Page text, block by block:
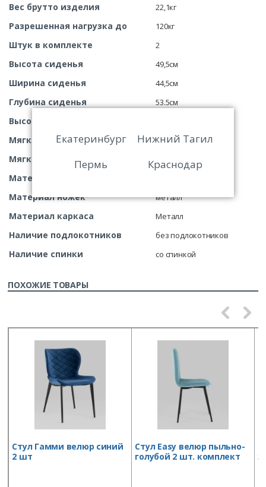
Вес брутто изделия 22,1кг
Разрешенная нагрузка до 120кг
Штук в комплекте 2
Высота сиденья 49,5см
Ширина сиденья 44,5см
Глубина сиденья 53.5см
Высота спинки от сиденья
Мягкость сиденья мягкое
Мягкость спинки
Материал обивки сиденья
Материал ножек металл
Материал каркаса Металл
Наличие подлокотников без подлокотников
Наличие спинки со спинкой
ПОХОЖИЕ ТОВАРЫ
Стул Гамми велюр синий
2 шт
Стул Easy велюр пыльно-
голубой 2 шт. комплект
Екатеринбург
Нижний Тагил
Пермь
Краснодар